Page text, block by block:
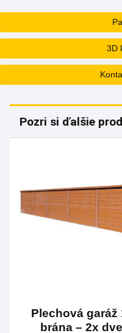
3D
Pozri si ďalšie
Plechová garáž
brána – 2x